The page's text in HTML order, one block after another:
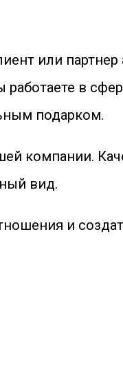
или партнер
в
подарком.
компании.
вид.
и